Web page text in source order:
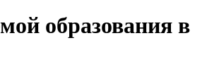
образования в